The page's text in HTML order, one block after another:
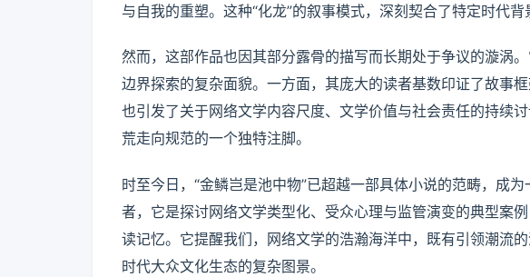
与自我的重塑。这种“化龙”的叙事模式，深刻契合了特定时代
然而，这部作品也因其部分露骨的描写而长期处于争议的漩涡
边界探索的复杂面貌。一方面，其庞大的读者基数印证了故事
也引发了关于网络文学内容尺度、文学价值与社会责任的持续
荒走向规范的一个独特注脚。
时至今日，“金鳞岂是池中物”已超越一部具体小说的范畴，成
者，它是探讨网络文学类型化、受众心理与监管演变的典型案
读记忆。它提醒我们，网络文学的浩瀚海洋中，既有引领潮流
时代大众文化生态的复杂图景。